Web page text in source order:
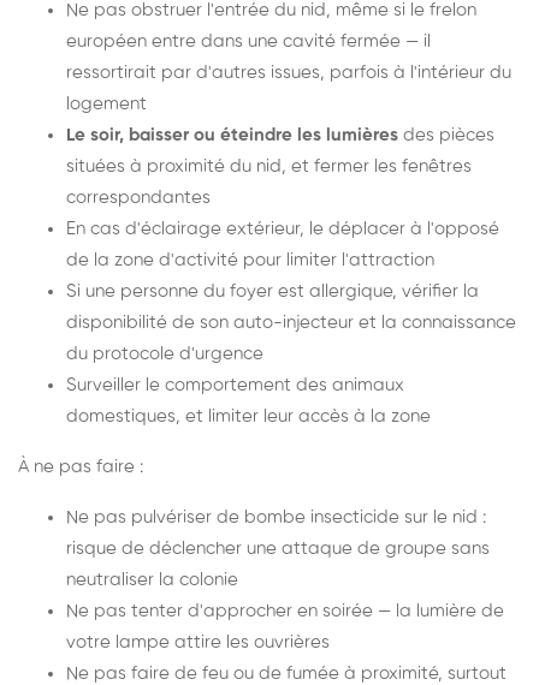
Ne pas obstruer l'entrée du nid, même si le frelon
européen entre dans une cavité fermée — il
ressortirait par d'autres issues, parfois à l'intérieur du
logement
Le soir, baisser ou éteindre les lumières des pièces
situées à proximité du nid, et fermer les fenêtres
correspondantes
En cas d'éclairage extérieur, le déplacer à l'opposé
de la zone d'activité pour limiter l'attraction
Si une personne du foyer est allergique, vérifier la
disponibilité de son auto-injecteur et la connaissance
du protocole d'urgence
Surveiller le comportement des animaux
domestiques, et limiter leur accès à la zone
À ne pas faire :
Ne pas pulvériser de bombe insecticide sur le nid :
risque de déclencher une attaque de groupe sans
neutraliser la colonie
Ne pas tenter d'approcher en soirée — la lumière de
votre lampe attire les ouvrières
Ne pas faire de feu ou de fumée à proximité, surtout